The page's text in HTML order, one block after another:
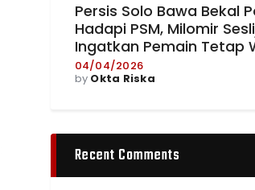
Persis Solo Bawa Bekal
Hadapi PSM, Milomir
Ingatkan Pemain Tetap
04/04/2026
by Okta Riska
Recent Comments